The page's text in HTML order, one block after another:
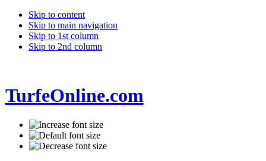
Skip to content
Skip to main navigation
Skip to 1st column
Skip to 2nd column
TurfeOnline.com